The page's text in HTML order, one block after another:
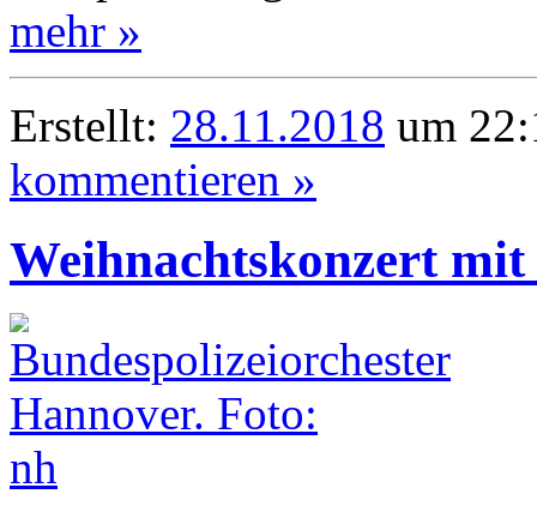
mehr »
Erstellt: 28.11.2018 um
kommentieren »
Weihnachtskonzert